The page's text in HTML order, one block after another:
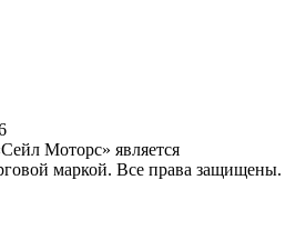
Моторс» является
маркой. Все права защищены.